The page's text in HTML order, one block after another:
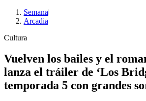
Semana|
Arcadia
Cultura
Vuelven los bailes y el
lanza el tráiler de ‘Los
temporada 5 con grandes